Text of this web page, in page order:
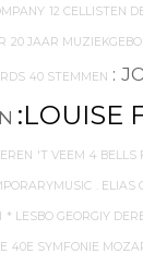
12 CELLISTEN
20 JAAR
40 STEMMEN :
:LOUISE
'T VEEM 4 BELLS
. ELIAS
* LESBO GEORGIY
40E SYMFONIE